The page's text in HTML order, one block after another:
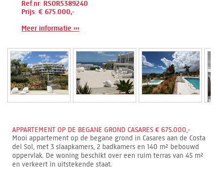
Ref.nr: RSOR5389240
Prijs: € 675.000,-
Meer informatie ›››
APPARTEMENT OP DE BEGANE GROND CASARES € 675.000,-
Mooi appartement op de begane grond in Casares aan de Costa
del Sol, met 3 slaapkamers, 2 badkamers en 140 m² bebouwd
oppervlak. De woning beschikt over een ruim terras van 45 m²
en verkeert in uitstekende staat.